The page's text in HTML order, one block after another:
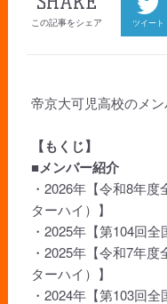
この記事をシェア ツイート
帝京大可児高校のメ
【もくじ】
■メンバー紹介
・2026年【令和8年
ターハイ）】
・2025年【第104回全
・2025年【令和7年
ターハイ）】
・2024年【第103回全